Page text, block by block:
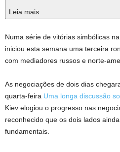
Leia mais
Numa série de vitórias simbólicas
iniciou esta semana uma terceira
com mediadores russos e norte-
As negociações de dois dias
quarta-feira Uma longa discussão
Kiev elogiou o progresso nas
reconhecido que os dois lados
fundamentais.